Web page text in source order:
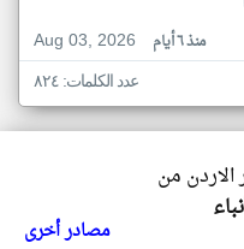
Aug 03, 2026
منذ ٦ أيام
عدد الكلمات: ٨٢٤
الاردن من
مصادر أخرى